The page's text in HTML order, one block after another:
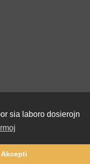
sia laboro dosierojn
Akcepti